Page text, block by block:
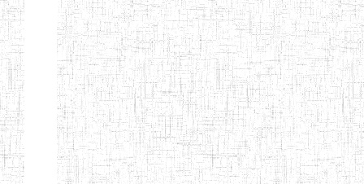
ENIEG PRIVEE
BILINGUE
LAIQUE LES
PERFORMANCES
PEDAGOGIQUES
01/09/2015 ENIEG
ENIEG DU HAUT
12/08/2013 ENIEG